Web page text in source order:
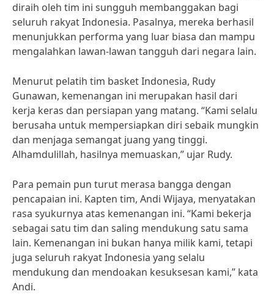
diraih oleh tim ini sungguh membanggakan bagi
seluruh rakyat Indonesia. Pasalnya, mereka berhasil
menunjukkan performa yang luar biasa dan mampu
mengalahkan lawan-lawan tangguh dari negara lain.
Menurut pelatih tim basket Indonesia, Rudy
Gunawan, kemenangan ini merupakan hasil dari
kerja keras dan persiapan yang matang. “Kami selalu
berusaha untuk mempersiapkan diri sebaik mungkin
dan menjaga semangat juang yang tinggi.
Alhamdulillah, hasilnya memuaskan,” ujar Rudy.
Para pemain pun turut merasa bangga dengan
pencapaian ini. Kapten tim, Andi Wijaya, menyatakan
rasa syukurnya atas kemenangan ini. “Kami bekerja
sebagai satu tim dan saling mendukung satu sama
lain. Kemenangan ini bukan hanya milik kami, tetapi
juga seluruh rakyat Indonesia yang selalu
mendukung dan mendoakan kesuksesan kami,” kata
Andi.